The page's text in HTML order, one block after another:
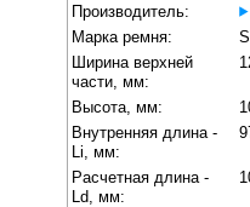
Производитель:
Марка ремня:
Ширина верхней
части, мм:
Высота, мм:
Внутренняя длина -
Li, мм:
Расчетная длина -
Ld, мм: